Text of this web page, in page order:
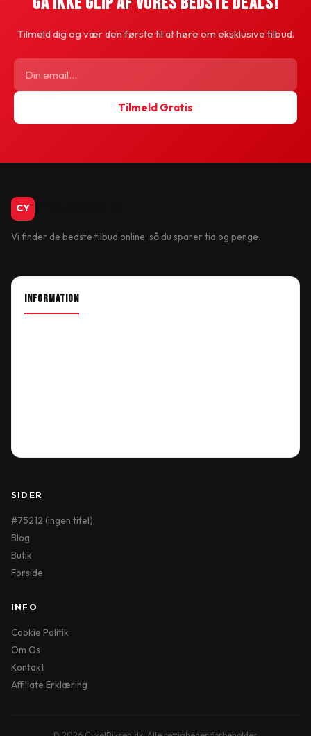
Tilmeld dig og vær den første til at høre om eksklusive tilbud.
Tilmeld Gratis
CY
Vi finder de bedste tilbud online, så du sparer tid og penge.
INFORMATION
SIDER
#75212 (ingen titel)
Blog
Butik
Forside
INFO
Cookie Politik
Om Os
Kontakt
Affiliate Erklæring